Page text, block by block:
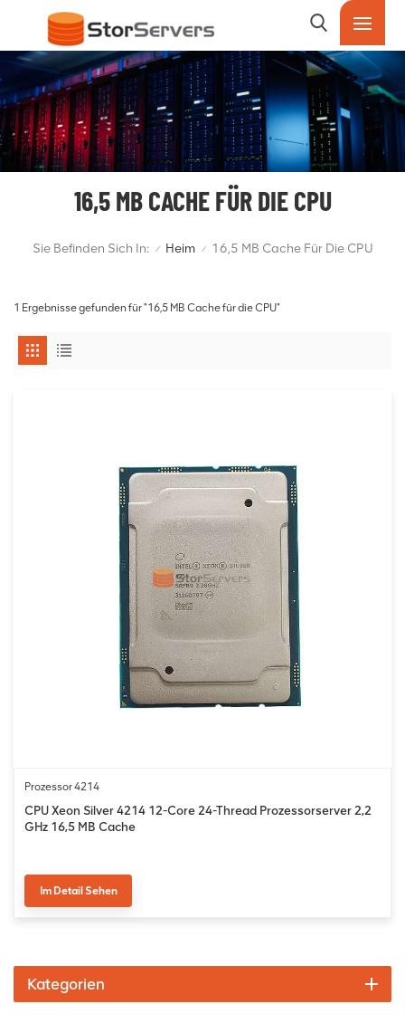
16,5 MB CACHE FÜR DIE CPU
Sie Befinden Sich In: / Heim / 16,5 MB Cache Für Die CPU
1 Ergebnisse gefunden für "16,5 MB Cache für die CPU"
Prozessor 4214
CPU Xeon Silver 4214 12-Core 24-Thread Prozessorserver 2,2
GHz 16,5 MB Cache
Im Detail Sehen
Kategorien